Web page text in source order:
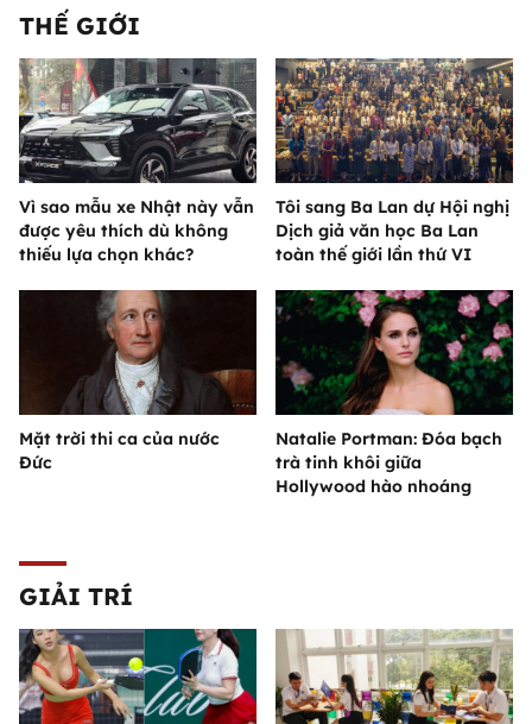
THẾ GIỚI
Vì sao mẫu xe Nhật này vẫn
được yêu thích dù không
thiếu lựa chọn khác?
Tôi sang Ba Lan dự Hội nghị
Dịch giả văn học Ba Lan
toàn thế giới lần thứ VI
Mặt trời thi ca của nước
Đức
Natalie Portman: Đóa bạch
trà tinh khôi giữa
Hollywood hào nhoáng
GIẢI TRÍ